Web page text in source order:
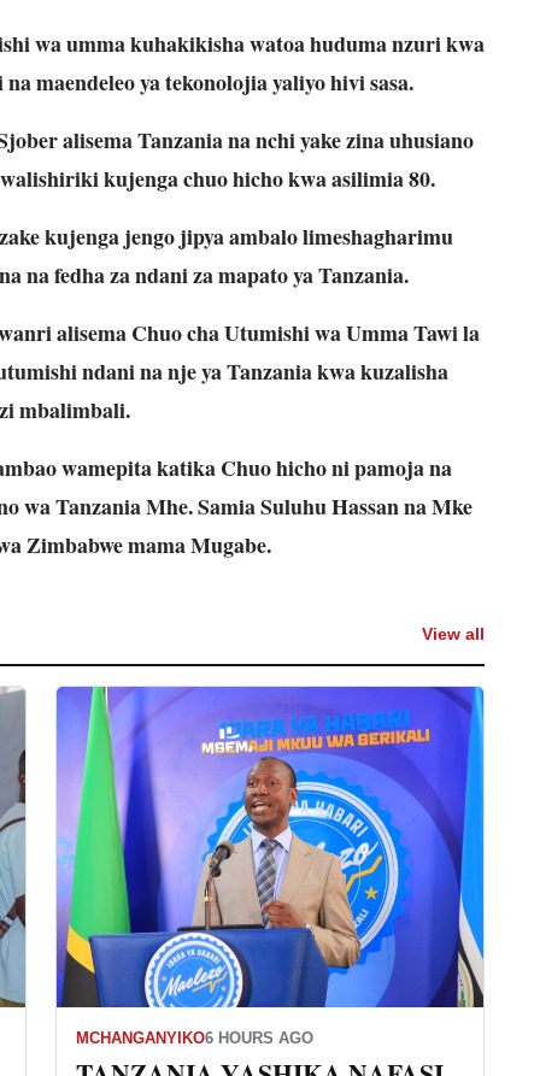
wa umma kuhakikisha watoa huduma nzuri kwa
maendeleo ya tekonolojia yaliyo hivi sasa.
alisema Tanzania na nchi yake zina uhusiano
kujenga chuo hicho kwa asilimia 80.
kujenga jengo jipya ambalo limeshagharimu
na fedha za ndani za mapato ya Tanzania.
alisema Chuo cha Utumishi wa Umma Tawi la
ndani na nje ya Tanzania kwa kuzalisha
mbalimbali.
wamepita katika Chuo hicho ni pamoja na
wa Tanzania Mhe. Samia Suluhu Hassan na Mke
Zimbabwe mama Mugabe.
View all
MCHANGANYIKO6 HOURS AGO